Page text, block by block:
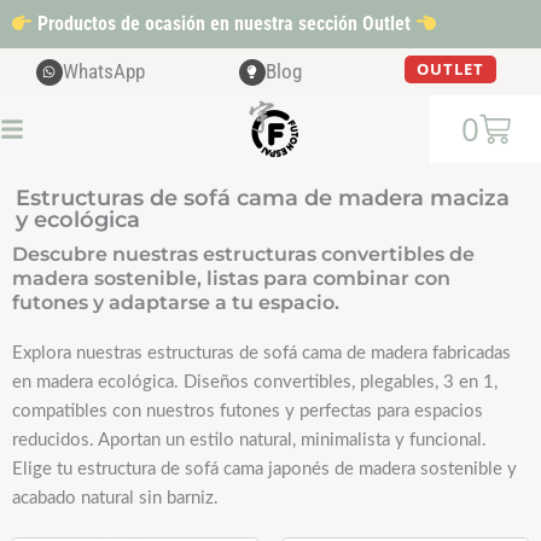
al
contenido
Productos de ocasión en nuestra sección Outlet
WhatsApp Blog OUTLET
0
Cart
Estructuras de sofá cama de madera maciza
y ecológica
Descubre nuestras estructuras convertibles de
madera sostenible, listas para combinar con
futones y adaptarse a tu espacio.
Explora nuestras estructuras de sofá cama de madera fabricadas
en madera ecológica. Diseños convertibles, plegables, 3 en 1,
compatibles con nuestros futones y perfectas para espacios
reducidos. Aportan un estilo natural, minimalista y funcional.
Elige tu estructura de sofá cama japonés de madera sostenible y
acabado natural sin barniz.